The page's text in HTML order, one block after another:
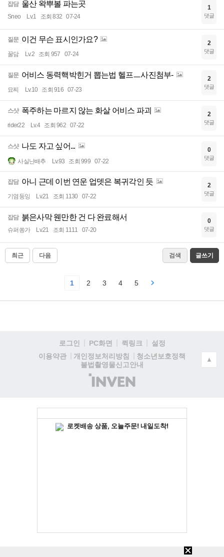
잡담 울산 왁뿌볼 파는곳
Sneo Lv.1 조회 832 07-24
1
댓글
질문 이건 무슨 표시인가요?
꿀담 Lv.2 조회 957 07-24
2
댓글
질문 어비스 동력핵박힌거 뽑는법 헬프ㅡ사진첨부-
묘찌 Lv.10 조회 916 07-23
2
댓글
스샷 폭주하는 마르지 않는 화살 어비스 파괴
rider22 Lv.4 조회 962 07-22
2
댓글
스샷 나도 자고 싶어...
사실난배추 Lv.93 조회 999 07-22
0
댓글
잡담 아니 근데 이번 연운 업뎃은 복귀각인 듯
기염둥잉 Lv.21 조회 1130 07-22
2
댓글
잡담 붉은사막 웬만한 건 다 완료해서
슈퍼쏭가 Lv.21 조회 1111 07-20
0
댓글
최근 다음 검색 글쓰기
1 2 3 4 5
로그인 PC화면 퀵링크
설정
이용약관
개인정보처리방침
청소년보호정책
불법촬영물신고안내
(주)
인
▲